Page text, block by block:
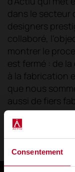
Consentement
dans le secteur
designers
collaboré,
montrer le
est fermé : de
à la fabrication
que nous
aussi de fiers